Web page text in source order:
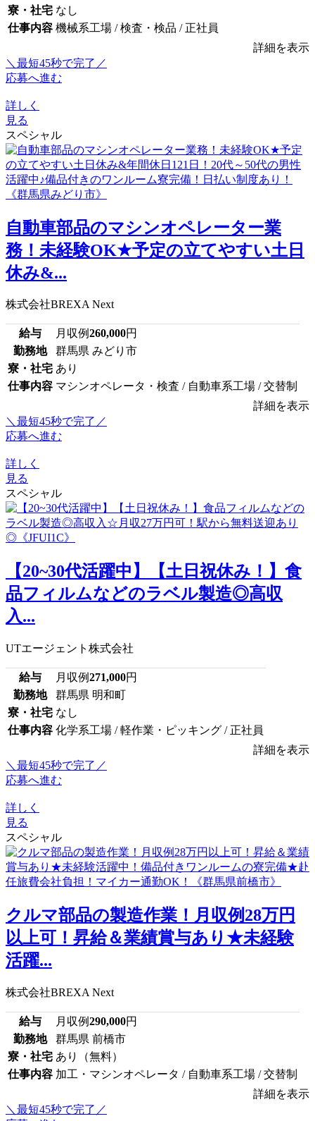
寮・社宅 なし
仕事内容 機械系工場 / 検査・検品 / 正社員
詳細を表示
＼最短45秒で完了／
応募へ進む
詳しく
見る
スペシャル
自動車部品のマシンオペレーター業
務！未経験OK★予定の立てやすい土日
休み&...
株式会社BREXA Next
給与 月収例260,000円
勤務地
群馬県 みどり市
寮・社宅 あり
仕事内容 マシンオペレータ・検査 / 自動車系工場 / 交替制
詳細を表示
＼最短45秒で完了／
応募へ進む
詳しく
見る
スペシャル
【20~30代活躍中】【土日祝休み！】食
品フィルムなどのラベル製造◎高収
入...
UTエージェント株式会社
給与 月収例271,000円
勤務地
群馬県 明和町
寮・社宅 なし
仕事内容 化学系工場 / 軽作業・ピッキング / 正社員
詳細を表示
＼最短45秒で完了／
応募へ進む
詳しく
見る
スペシャル
クルマ部品の製造作業！月収例28万円
以上可！昇給＆業績賞与あり★未経験
活躍...
株式会社BREXA Next
給与 月収例290,000円
勤務地
群馬県 前橋市
寮・社宅 あり（無料）
仕事内容 加工・マシンオペレータ / 自動車系工場 / 交替制
詳細を表示
＼最短45秒で完了／